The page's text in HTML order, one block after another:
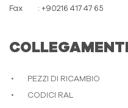
Fax
: +90216 417 47 65
COLLEGAMENTI
PEZZI DI RICAMBIO
CODICI RAL